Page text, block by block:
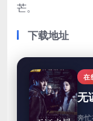
芒。
下载地址
在
无
奔